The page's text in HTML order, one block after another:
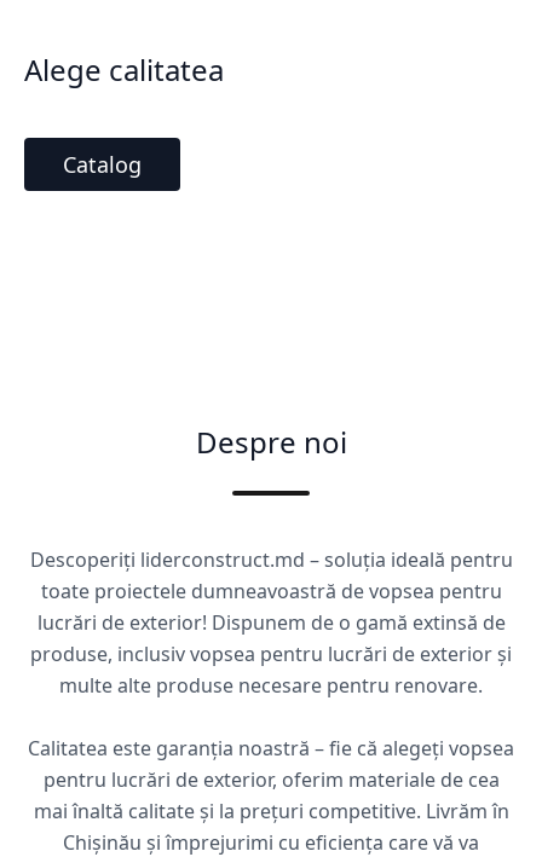
Alege calitatea
Catalog
Despre noi
Descoperiți liderconstruct.md – soluția ideală pentru
toate proiectele dumneavoastră de vopsea pentru
lucrări de exterior! Dispunem de o gamă extinsă de
produse, inclusiv vopsea pentru lucrări de exterior și
multe alte produse necesare pentru renovare.
Calitatea este garanția noastră – fie că alegeți vopsea
pentru lucrări de exterior, oferim materiale de cea
mai înaltă calitate și la prețuri competitive. Livrăm în
Chișinău și împrejurimi cu eficiența care vă va